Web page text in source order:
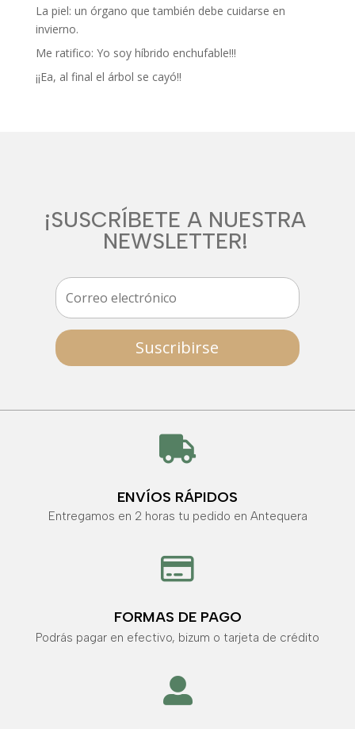
La piel: un órgano que también debe cuidarse en
invierno.
Me ratifico: Yo soy híbrido enchufable!!!
¡¡Ea, al final el árbol se cayó!!
¡SUSCRÍBETE A NUESTRA
NEWSLETTER!
Suscribirse

ENVÍOS RÁPIDOS
Entregamos en 2 horas tu pedido en Antequera

FORMAS DE PAGO
Podrás pagar en efectivo, bizum o tarjeta de crédito
